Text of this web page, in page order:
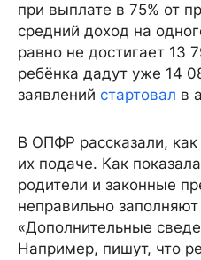
при выплате в 75% от
средний доход на
равно не достигает 13
ребёнка дадут уже 14
заявлений стартовал в
В ОПФР рассказали,
их подаче. Как
родители и законные
неправильно
«Дополнительные
Например, пишут, что